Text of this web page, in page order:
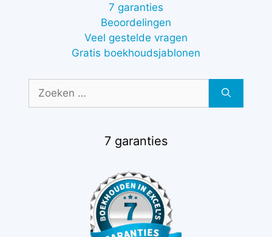
7 garanties
Beoordelingen
Veel gestelde vragen
Gratis boekhoudsjablonen
naar:
7 garanties